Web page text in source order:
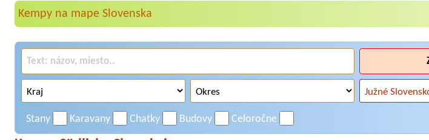
Kempy na mape Slovenska
Stany Karavany Chatky Budovy Celoročne